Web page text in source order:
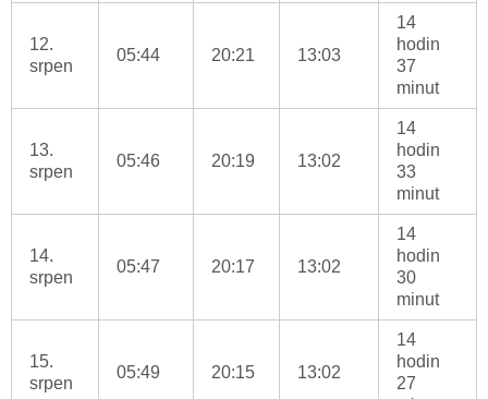
12.
srpen
05:44 20:21 13:03
14
hodin
37
minut
13.
srpen
05:46 20:19 13:02
14
hodin
33
minut
14.
srpen
05:47 20:17 13:02
14
hodin
30
minut
15.
srpen
05:49 20:15 13:02
14
hodin
27